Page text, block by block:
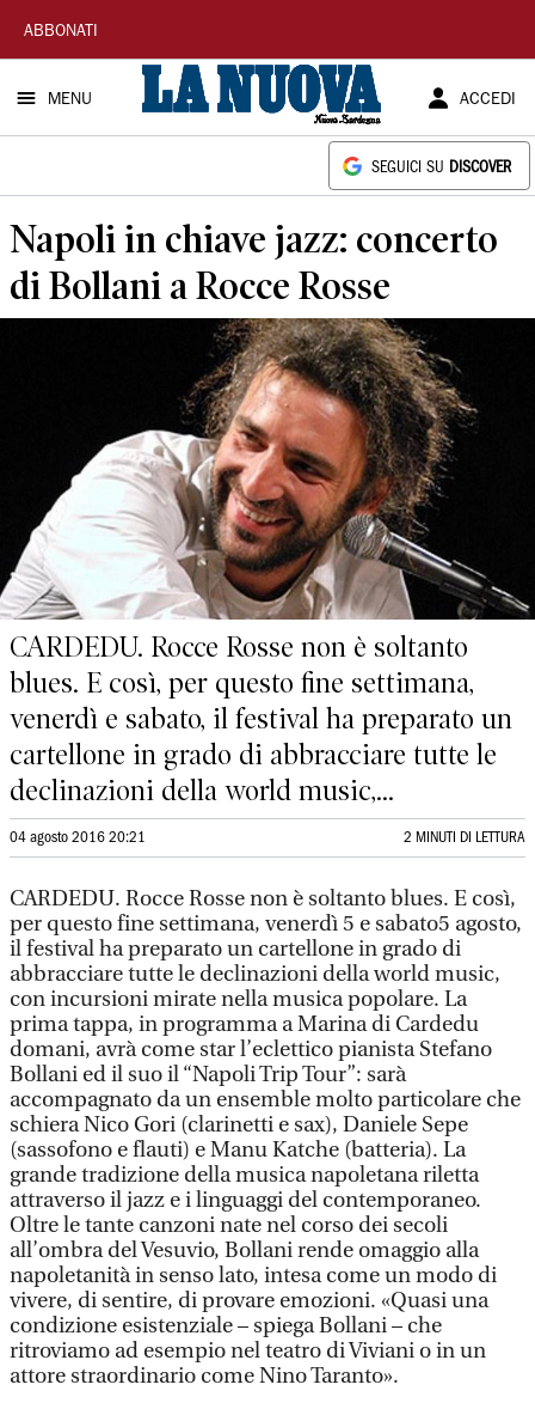
La
Nuova
Sardegna
ABBONATI
MENU ACCEDI
SEGUICI SU DISCOVER
Napoli in chiave jazz: concerto
di Bollani a Rocce Rosse
CARDEDU. Rocce Rosse non è soltanto
blues. E così, per questo fine settimana,
venerdì e sabato, il festival ha preparato un
cartellone in grado di abbracciare tutte le
declinazioni della world music,...
04 agosto 2016 20:21 2 MINUTI DI LETTURA
CARDEDU. Rocce Rosse non è soltanto blues. E così,
per questo fine settimana, venerdì 5 e sabato5 agosto,
il festival ha preparato un cartellone in grado di
abbracciare tutte le declinazioni della world music,
con incursioni mirate nella musica popolare. La
prima tappa, in programma a Marina di Cardedu
domani, avrà come star l’eclettico pianista Stefano
Bollani ed il suo il “Napoli Trip Tour”: sarà
accompagnato da un ensemble molto particolare che
schiera Nico Gori (clarinetti e sax), Daniele Sepe
(sassofono e flauti) e Manu Katche (batteria). La
grande tradizione della musica napoletana riletta
attraverso il jazz e i linguaggi del contemporaneo.
Oltre le tante canzoni nate nel corso dei secoli
all’ombra del Vesuvio, Bollani rende omaggio alla
napoletanità in senso lato, intesa come un modo di
vivere, di sentire, di provare emozioni. «Quasi una
condizione esistenziale – spiega Bollani – che
ritroviamo ad esempio nel teatro di Viviani o in un
attore straordinario come Nino Taranto».